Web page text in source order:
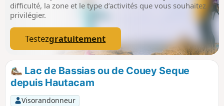
difficulté, la zone et le type d’activités que vous souhaitez
privilégier.
Testezgratuitement
Lac de Bassias ou de Couey Seque
depuis Hautacam
Visorandonneur